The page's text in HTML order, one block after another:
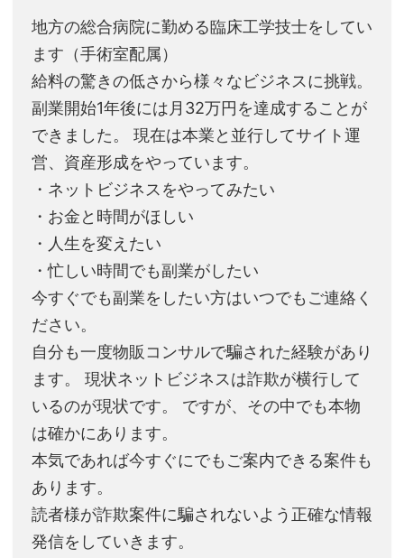
地方の総合病院に勤める臨床工学技士をしてい
ます（手術室配属）
給料の驚きの低さから様々なビジネスに挑戦。
副業開始1年後には月32万円を達成することが
できました。 現在は本業と並行してサイト運
営、資産形成をやっています。
・ネットビジネスをやってみたい
・お金と時間がほしい
・人生を変えたい
・忙しい時間でも副業がしたい
今すぐでも副業をしたい方はいつでもご連絡く
ださい。
自分も一度物販コンサルで騙された経験があり
ます。 現状ネットビジネスは詐欺が横行して
いるのが現状です。 ですが、その中でも本物
は確かにあります。
本気であれば今すぐにでもご案内できる案件も
あります。
読者様が詐欺案件に騙されないよう正確な情報
発信をしていきます。